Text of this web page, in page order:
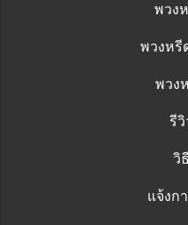
พวง
พวงหรี
พวง
รี
วิ
แจ้งก